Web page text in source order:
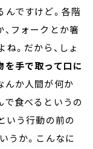
んですけど。各階
フォークとか箸
。だから、しょ
を手で取って口に
んか人間が何か
で食べるというの
いう行動の前の
うか。こんなに